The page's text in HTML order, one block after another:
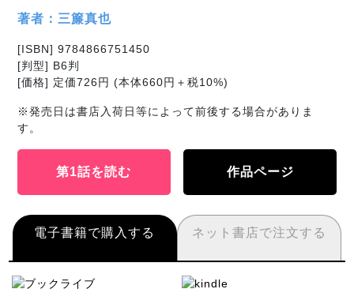
著者：三簾真也
[ISBN] 9784866751450
[判型] B6判
[価格] 定価726円 (本体660円＋税10%)
※発売日は書店入荷日等によって前後する場合がありま
す。
第1話を読む 作品ページ
電子書籍で購入する ネット書店で注文する